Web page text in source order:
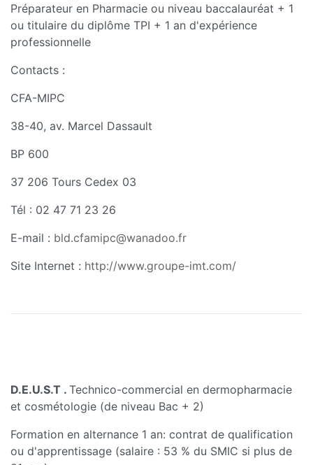
Préparateur en Pharmacie ou niveau baccalauréat + 1
ou titulaire du diplôme TPI + 1 an d'expérience
professionnelle
Contacts :
CFA-MIPC
38-40, av. Marcel Dassault
BP 600
37 206 Tours Cedex 03
Tél : 02 47 71 23 26
E-mail : bld.cfamipc@wanadoo.fr
Site Internet : http://www.groupe-imt.com/
D.E.U.S.T . Technico-commercial en dermopharmacie
et cosmétologie (de niveau Bac + 2)
Formation en alternance 1 an: contrat de qualification
ou d'apprentissage (salaire : 53 % du SMIC si plus de